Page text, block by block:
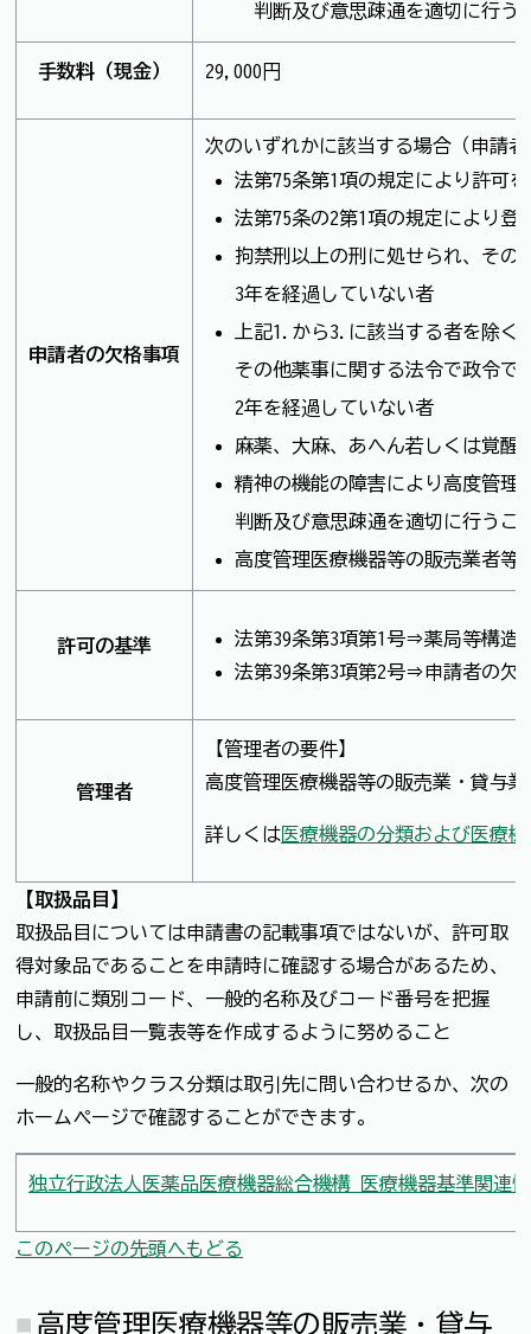
判断及び意思疎通を適切に行う
手数料（現金） 29,000円
申請者の欠格事項
次のいずれかに該当する場合（申請
法第75条第1項の規定により許可
法第75条の2第1項の規定により
拘禁刑以上の刑に処せられ、その
3年を経過していない者
上記1.から3.に該当する者を除く
その他薬事に関する法令で政令で
2年を経過していない者
麻薬、大麻、あへん若しくは覚醒
精神の機能の障害により高度管理
判断及び意思疎通を適切に行うこ
高度管理医療機器等の販売業者等
許可の基準
法第39条第3項第1号⇒薬局等構造
法第39条第3項第2号⇒申請者の欠
管理者
【管理者の要件】
高度管理医療機器等の販売業・貸与
詳しくは医療機器の分類および医療
【取扱品目】
取扱品目については申請書の記載事項ではないが、許可取
得対象品であることを申請時に確認する場合があるため、
申請前に類別コード、一般的名称及びコード番号を把握
し、取扱品目一覧表等を作成するように努めること
一般的名称やクラス分類は取引先に問い合わせるか、次の
ホームページで確認することができます。
独立行政法人医薬品医療機器総合機構 医療機器基準関連
このページの先頭へもどる
高度管理医療機器等の販売業・貸与